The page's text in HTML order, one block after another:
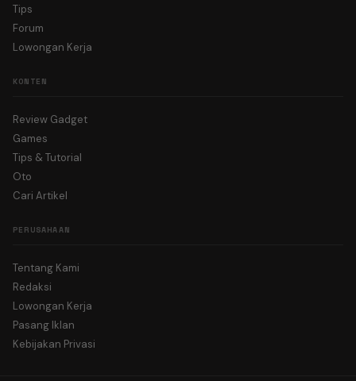
Tips
Forum
Lowongan Kerja
KONTEN
Review Gadget
Games
Tips & Tutorial
Oto
Cari Artikel
PERUSAHAAN
Tentang Kami
Redaksi
Lowongan Kerja
Pasang Iklan
Kebijakan Privasi